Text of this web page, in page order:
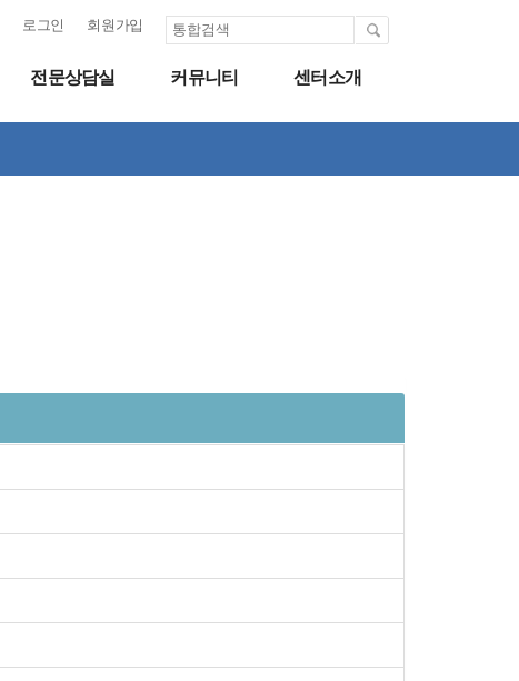
로그인 회원가입
전문상담실 커뮤니티 센터소개